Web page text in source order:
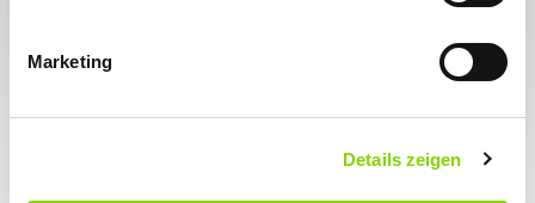
Marketing
Details zeigen